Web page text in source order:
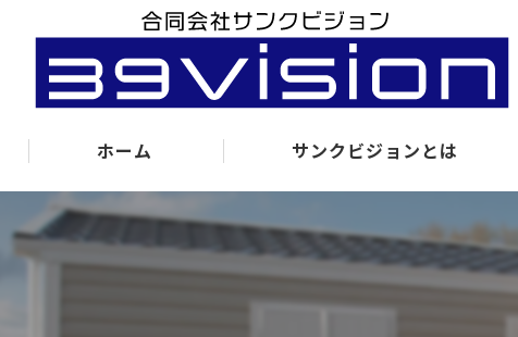
ホーム サンクビジョンとは